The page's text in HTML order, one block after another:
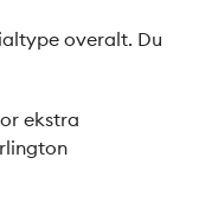
overalt. Du
ekstra